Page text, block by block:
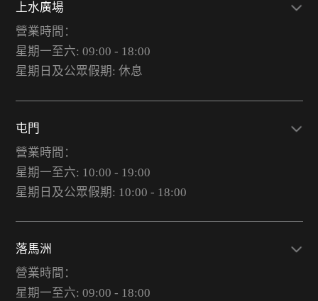
上水廣場
營業時間：
星期一至六: 09:00 - 18:00
星期日及公眾假期: 休息
屯門
營業時間：
星期一至六: 10:00 - 19:00
星期日及公眾假期: 10:00 - 18:00
落馬洲
營業時間：
星期一至六: 09:00 - 18:00